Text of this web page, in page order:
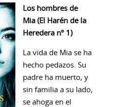
Los hombres de
Mia (El Harén de la
Heredera nº 1)
La vida de Mia se ha
hecho pedazos. Su
padre ha muerto, y
sin familia a su lado,
se ahoga en el